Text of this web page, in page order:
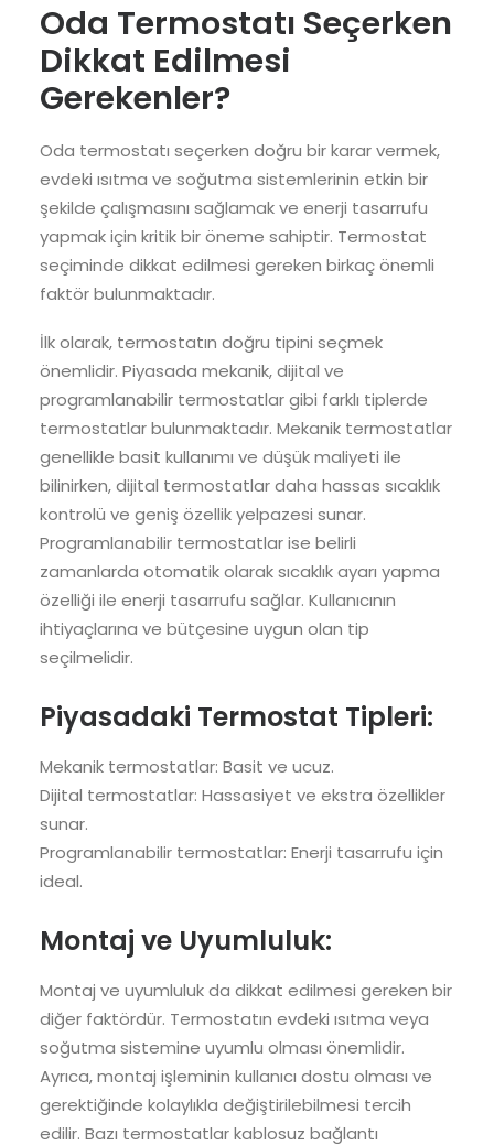
Oda Termostatı Seçerken
Dikkat Edilmesi
Gerekenler?
Oda termostatı seçerken doğru bir karar vermek,
evdeki ısıtma ve soğutma sistemlerinin etkin bir
şekilde çalışmasını sağlamak ve enerji tasarrufu
yapmak için kritik bir öneme sahiptir. Termostat
seçiminde dikkat edilmesi gereken birkaç önemli
faktör bulunmaktadır.
İlk olarak, termostatın doğru tipini seçmek
önemlidir. Piyasada mekanik, dijital ve
programlanabilir termostatlar gibi farklı tiplerde
termostatlar bulunmaktadır. Mekanik termostatlar
genellikle basit kullanımı ve düşük maliyeti ile
bilinirken, dijital termostatlar daha hassas sıcaklık
kontrolü ve geniş özellik yelpazesi sunar.
Programlanabilir termostatlar ise belirli
zamanlarda otomatik olarak sıcaklık ayarı yapma
özelliği ile enerji tasarrufu sağlar. Kullanıcının
ihtiyaçlarına ve bütçesine uygun olan tip
seçilmelidir.
Piyasadaki Termostat Tipleri:
Mekanik termostatlar: Basit ve ucuz.
Dijital termostatlar: Hassasiyet ve ekstra özellikler
sunar.
Programlanabilir termostatlar: Enerji tasarrufu için
ideal.
Montaj ve Uyumluluk:
Montaj ve uyumluluk da dikkat edilmesi gereken bir
diğer faktördür. Termostatın evdeki ısıtma veya
soğutma sistemine uyumlu olması önemlidir.
Ayrıca, montaj işleminin kullanıcı dostu olması ve
gerektiğinde kolaylıkla değiştirilebilmesi tercih
edilir. Bazı termostatlar kablosuz bağlantı